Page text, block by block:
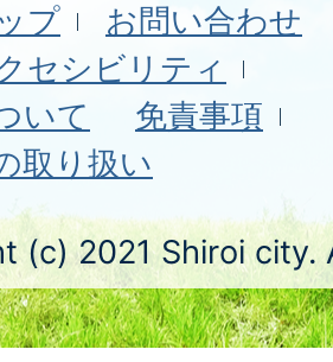
プ
お問い合わせ
セシビリティ
いて
免責事項
取り扱い
(c) 2021 Shiroi city.